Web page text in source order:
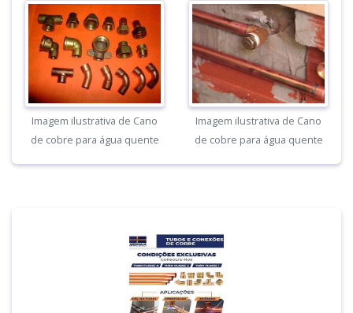
Imagem ilustrativa de Cano
de cobre para água quente
Imagem ilustrativa de Cano
de cobre para água quente